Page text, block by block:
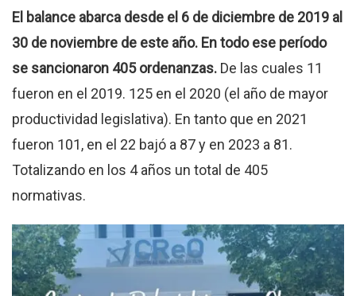
El balance abarca desde el 6 de diciembre de 2019 al
30 de noviembre de este año. En todo ese período
se sancionaron 405 ordenanzas. De las cuales 11
fueron en el 2019. 125 en el 2020 (el año de mayor
productividad legislativa). En tanto que en 2021
fueron 101, en el 22 bajó a 87 y en 2023 a 81.
Totalizando en los 4 años un total de 405
normativas.